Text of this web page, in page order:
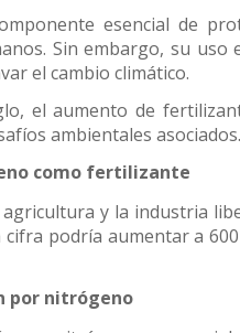
esencial de
Sin embargo, su uso
el cambio climático.
el aumento de
ambientales asociados.
como fertilizante
y la industria
cifra podría aumentar a
por nitrógeno